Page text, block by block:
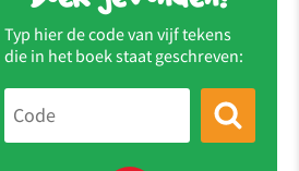
Typ hier de code van vijf tekens
die in het boek staat geschreven: